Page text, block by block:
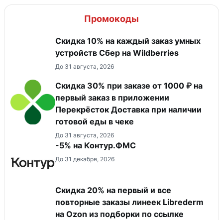
Промокоды
Скидка 10% на каждый заказ умных
устройств Сбер на Wildberries
До 31 августа, 2026
Скидка 30% при заказе от 1000 ₽ на
первый заказ в приложении
Перекрёсток Доставка при наличии
готовой еды в чеке
До 31 августа, 2026
-5% на Контур.ФМС
До 31 декабря, 2026
Скидка 20% на первый и все
повторные заказы линеек Librederm
на Ozon из подборки по ссылке